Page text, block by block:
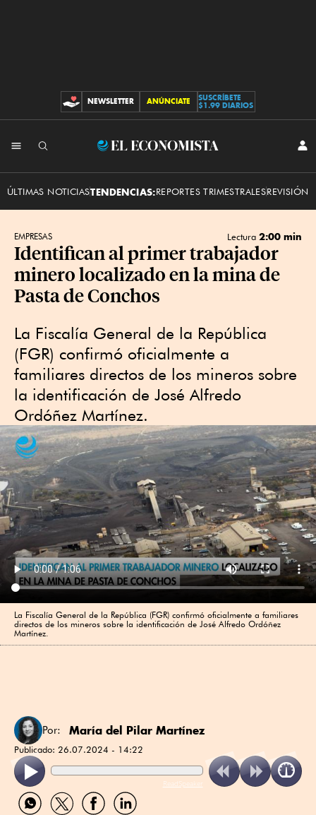
CONTRIBUCIONES
NEWSLETTER ANÚNCIATE
SUSCRÍBETE
$1.99 DIARIOS
El
ÚLTIMAS NOTICIASTENDENCIAS:REPORTES TRIMESTRALESREVISIÓN
EMPRESAS Lectura 2:00 min
Identifican al primer trabajador
minero localizado en la mina de
Pasta de Conchos
La Fiscalía General de la República
(FGR) confirmó oficialmente a
familiares directos de los mineros sobre
la identificación de José Alfredo
Ordóñez Martínez.
La Fiscalía General de la República (FGR) confirmó oficialmente a familiares
directos de los mineros sobre la identificación de José Alfredo Ordóñez
Martínez.
Por: María del Pilar Martínez
Publicado: 26.07.2024 - 14:22
ReadSpeaker
Compartir
por
Compartir
por
Compartir
por
Compartir
por